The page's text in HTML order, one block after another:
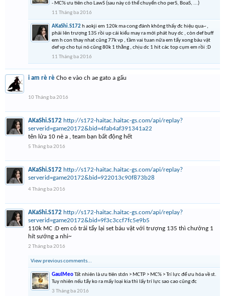
- MC% ưu tiên cho LawS (sau này có thể chuyển cho perS, BoaS, ...)
11 Tháng ba 2016
AKaShi.S172 h aokji em 120k ma cong đánh không thấy đc hiệu qua~ ,
phải lên trượng 135 rồi up cái kiểu may ra mới phát huy dc , còn def buff
em h con thay nhat cũng 77k vp , tầm vai tuan nữa em tẩy xong báu vật
def vp cho tụi nó cũng 80k 1 thằng , chịu dc 1 hit các top cụm em rồi :D
11 Tháng ba 2016
i am rè rè Cho e vào ch ae gato a gấu
10 Tháng ba 2016
AKaShi.S172 http://s172-haitac.haitac-gs.com/api/replay?
serverid=game20172&bid=4fab4af391341a22
tên lửa 10 nè a , team bạn bất động hết
5 Tháng ba 2016
AKaShi.S172 http://s172-haitac.haitac-gs.com/api/replay?
serverid=game20172&bid=922013c90f873b28
4 Tháng ba 2016
AKaShi.S172 http://s172-haitac.haitac-gs.com/api/replay?
serverid=game20172&bid=9f3c3ccf7fc5e9b5
110k MC :D em có trái tẩy lại set báu vật với trượng 135 thì chưởng 1
hít sướng a nhi~
2 Tháng ba 2016
View previous comments...
GauIMeoTất nhiên là ưu tiên stdn > MCTP > MC% > Trí lực để ưu hóa về st.
Tuy nhiên nếu tẩy ko ra mấy loại kia thì lấy trí lực sao cao cũng đc
3 Tháng ba 2016